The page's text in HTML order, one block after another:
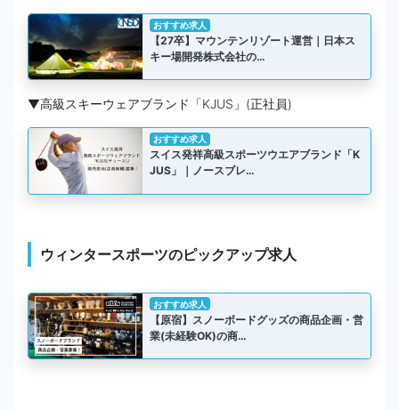
おすすめ求人
【27卒】マウンテンリゾート運営｜日本ス
キー場開発株式会社の…
▼高級スキーウェアブランド「KJUS」(正社員)
おすすめ求人
スイス発祥高級スポーツウエアブランド「K
JUS」｜ノースブレ…
ウィンタースポーツのピックアップ求人
おすすめ求人
【原宿】スノーボードグッズの商品企画・営
業(未経験OK)の商…